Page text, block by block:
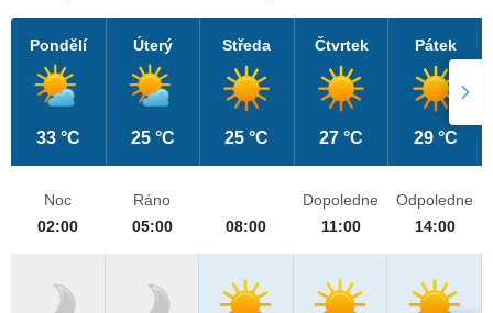
Pondělí
33 °C
Úterý
25 °C
Středa
25 °C
Čtvrtek
27 °C
Pátek
29 °C
Noc
02:00
Ráno
05:00
08:00
Dopoledne
11:00
Odpoledne
14:00